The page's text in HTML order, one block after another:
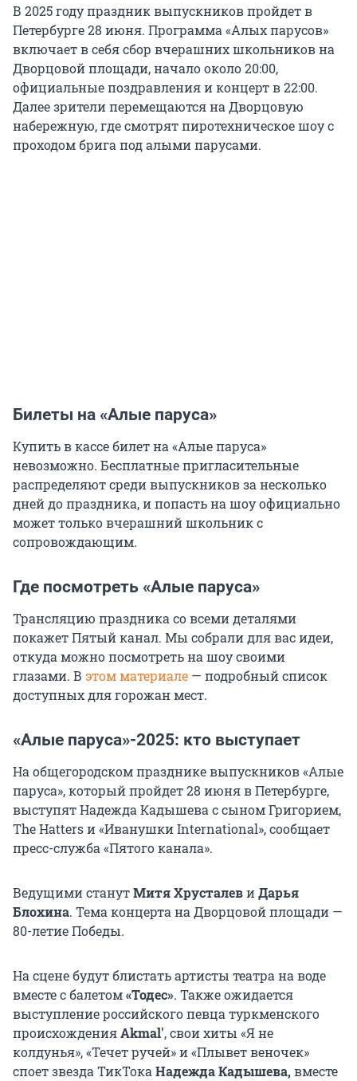
В 2025 году праздник выпускников пройдет в
Петербурге 28 июня. Программа «Алых парусов»
включает в себя сбор вчерашних школьников на
Дворцовой площади, начало около 20:00,
официальные поздравления и концерт в 22:00.
Далее зрители перемещаются на Дворцовую
набережную, где смотрят пиротехническое шоу с
проходом брига под алыми парусами.
Билеты на «Алые паруса»
Купить в кассе билет на «Алые паруса»
невозможно. Бесплатные пригласительные
распределяют среди выпускников за несколько
дней до праздника, и попасть на шоу официально
может только вчерашний школьник с
сопровождающим.
Где посмотреть «Алые паруса»
Трансляцию праздника со всеми деталями
покажет Пятый канал. Мы собрали для вас идеи,
откуда можно посмотреть на шоу своими
глазами. В этом материале — подробный список
доступных для горожан мест.
«Алые паруса»-2025: кто выступает
На общегородском празднике выпускников «Алые
паруса», который пройдет 28 июня в Петербурге,
выступят Надежда Кадышева с сыном Григорием,
The Hatters и «Иванушки International», сообщает
пресс-служба «Пятого канала».
Ведущими станутМитя ХрусталевиДарья
Блохина. Тема концерта на Дворцовой площади —
80-летие Победы.
На сцене будут блистать артисты театра на воде
вместе с балетом«Тодес». Также ожидается
выступление российского певца туркменского
происхожденияAkmal', свои хиты «Я не
колдунья», «Течет ручей» и «Плывет веночек»
споет звезда ТикТока Надежда Кадышева,вместе